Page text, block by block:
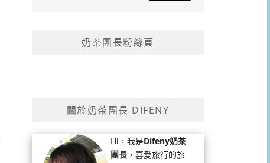
奶茶團長粉絲頁
關於奶茶團長 DIFENY
Hi，我是Difeny奶茶
團長 ，喜愛旅行的旅